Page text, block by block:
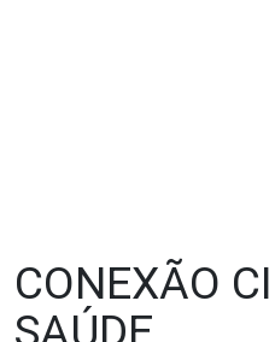
CONEXÃO